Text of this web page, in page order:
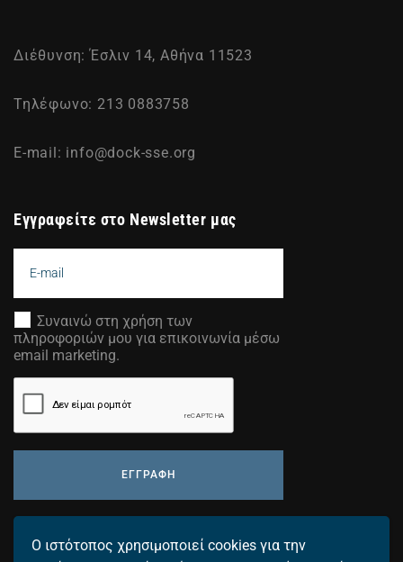
Ο ιστότοπος χρησιμοποιεί cookies για την
Διέθυνση: Έσλιν 14, Αθήνα 11523
Τηλέφωνο: 213 0883758
E-mail: info@dock-sse.org
Εγγραφείτε στο Newsletter μας
Συναινώ στη χρήση των
πληροφοριών μου για επικοινωνία μέσω
email marketing.
ΕΓΓΡΑΦΗ
Προσθέστε τη διεύθυνση email σας για να λαμβάνετε τα
τελευταία μας νέα.